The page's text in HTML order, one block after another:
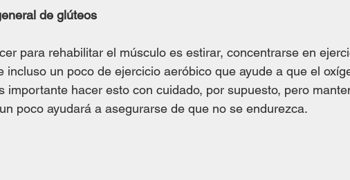
de glúteos
para rehabilitar el músculo es estirar, concentrarse en
incluso un poco de ejercicio aeróbico que ayude a que el
importante hacer esto con cuidado, por supuesto, pero
poco ayudará a asegurarse de que no se endurezca.